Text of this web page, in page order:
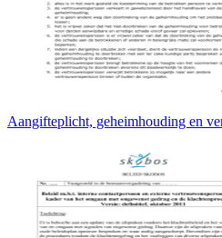
Aangifteplicht, geheimhouding en